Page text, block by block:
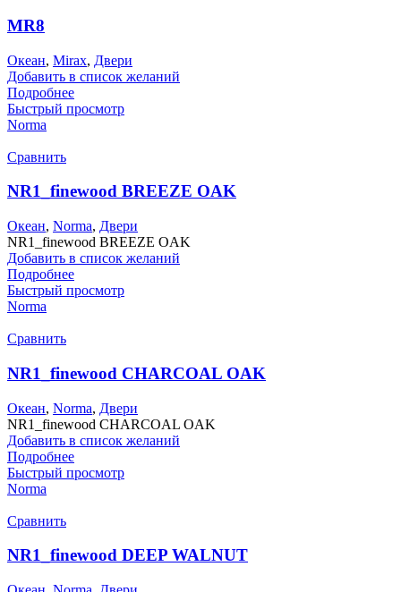
MR8
Океан, Mirax, Двери
Добавить в список желаний
Подробнее
Быстрый просмотр
Norma
Сравнить
NR1_finewood BREEZE OAK
Океан, Norma, Двери
NR1_finewood BREEZE OAK
Добавить в список желаний
Подробнее
Быстрый просмотр
Norma
Сравнить
NR1_finewood CHARCOAL OAK
Океан, Norma, Двери
NR1_finewood CHARCOAL OAK
Добавить в список желаний
Подробнее
Быстрый просмотр
Norma
Сравнить
NR1_finewood DEEP WALNUT